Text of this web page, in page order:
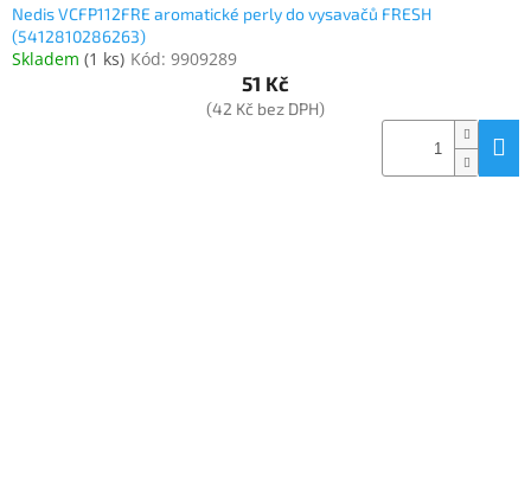
Nedis VCFP112FRE aromatické perly do vysavačů FRESH
(5412810286263)
Skladem (1 ks) Kód: 9909289
51 Kč
(42 Kč bez DPH)